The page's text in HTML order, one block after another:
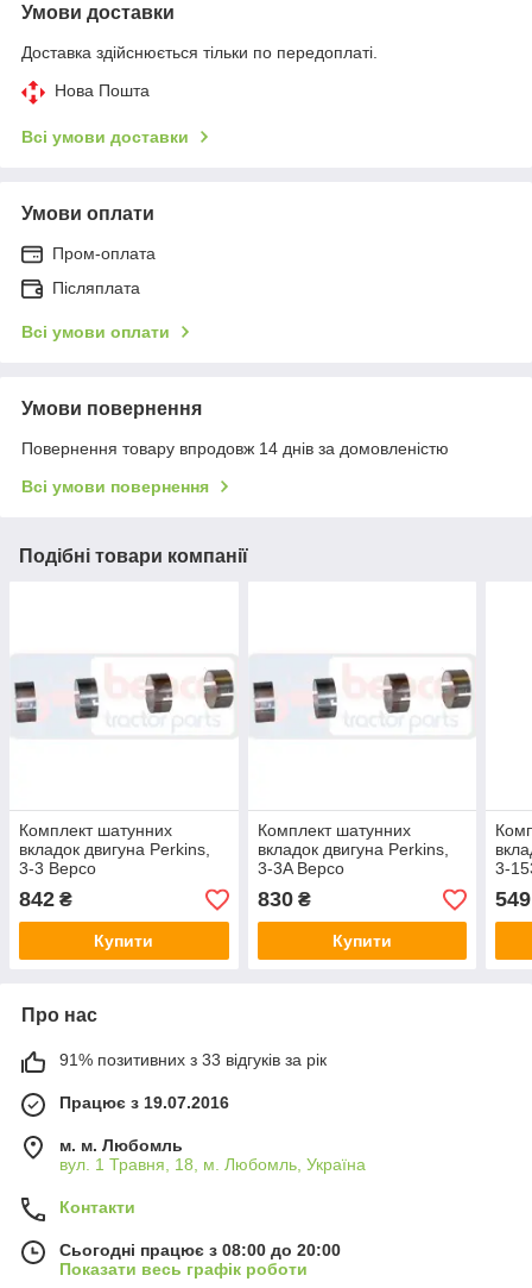
Умови доставки
Доставка здійснюється тільки по передоплаті.
Нова Пошта
Всі умови доставки
Умови оплати
Пром-оплата
Післяплата
Всі умови оплати
Умови повернення
Повернення товару впродовж 14 днів за домовленістю
Всі умови повернення
Подібні товари компанії
Комплект шатунних
вкладок двигуна Perkins,
3-3 Bepco
842 ₴
Купити
Комплект шатунних
вкладок двигуна Perkins,
3-3A Bepco
830₴
Купити
3-
549
Про нас
91% позитивних з 33 відгуків за рік
Працює з 19.07.2016
м. м. Любомль
вул. 1 Травня, 18, м. Любомль, Україна
Контакти
Сьогодні працює з 08:00 до 20:00
Показати весь графік роботи